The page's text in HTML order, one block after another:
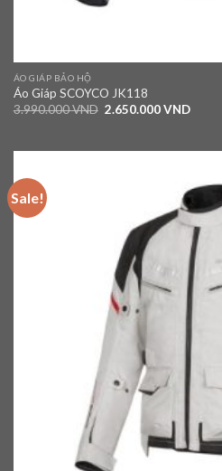
ÁO GIÁP BẢO HỘ
Áo Giáp SCOYCO JK118
3.990.000VND 2.650.000VND
Sale!